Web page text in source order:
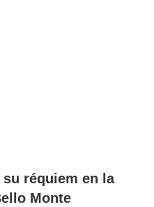
réquiem en la
Monte